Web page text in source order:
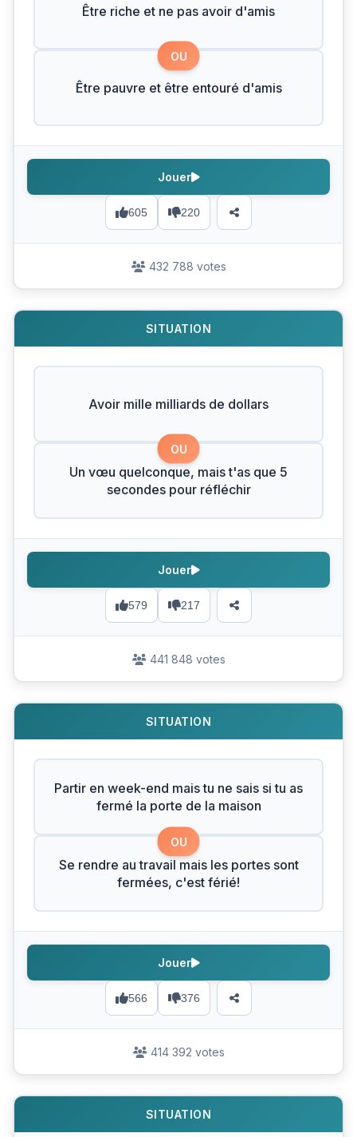
Être riche et ne pas avoir d'amis
OU
Être pauvre et être entouré d'amis
605 220
Jouer
432 788 votes
SITUATION
Avoir mille milliards de dollars
OU
Un vœu quelconque, mais t'as que 5
secondes pour réfléchir
579 217
Jouer
441 848 votes
SITUATION
Partir en week-end mais tu ne sais si tu as
fermé la porte de la maison
OU
Se rendre au travail mais les portes sont
fermées, c'est férié!
566 376
Jouer
414 392 votes
SITUATION